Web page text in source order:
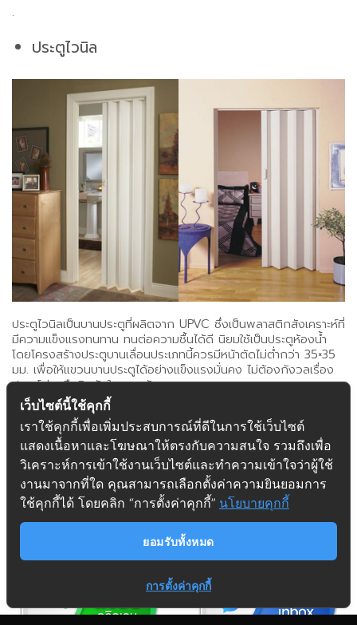
.
ประตูไวนิล
ประตูไวนิลเป็นบานประตูที่ผลิตจาก UPVC ซึ่งเป็นพลาสติกสังเคราะห์ที่
มีความแข็งแรงทนทาน ทนต่อความชื้นได้ดี นิยมใช้เป็นประตูห้องน้ำ
โดยโครงสร้างประตูบานเลื่อนประเภทนี้ควรมีหน้าตัดไม่ต่ำกว่า 35×35
มม. เพื่อให้แขวนบานประตูได้อย่างแข็งแรงมั่นคง ไม่ต้องกังวลเรื่อง
ประตูโก่งหรือบิดตัวในภายหลัง
อุปกรณ์ติดตั้งประตูบานเลื่อน
เว็บไซต์นี้ใช้คุกกี้
เราใช้คุกกี้เพื่อเพิ่มประสบการณ์ที่ดีในการใช้เว็บไซต์
แสดงเนื้อหาและโฆษณาให้ตรงกับความสนใจ รวมถึงเพื่อ
วิเคราะห์การเข้าใช้งานเว็บไซต์และทำความเข้าใจว่าผู้ใช้
งานมาจากที่ใด คุณสามารถเลือกตั้งค่าความยินยอมการ
ใช้คุกกี้ได้ โดยคลิก “การตั้งค่าคุกกี้” นโยบายคุกกี้
ยอมรับทั้งหมด
การตั้งค่าคุกกี้